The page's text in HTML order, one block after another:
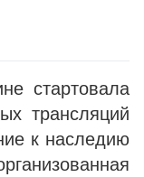
стартовала
трансляций
к наследию